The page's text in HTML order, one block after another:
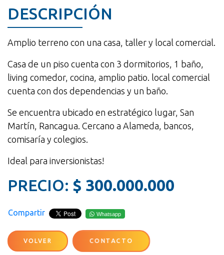
DESCRIPCIÓN
Amplio terreno con una casa, taller y local comercial.
Casa de un piso cuenta con 3 dormitorios, 1 baño,
living comedor, cocina, amplio patio. local comercial
cuenta con dos dependencias y un baño.
Se encuentra ubicado en estratégico lugar, San
Martín, Rancagua. Cercano a Alameda, bancos,
comisaría y colegios.
Ideal para inversionistas!
PRECIO: $ 300.000.000
Compartir Whatsapp
VOLVER CONTACTO